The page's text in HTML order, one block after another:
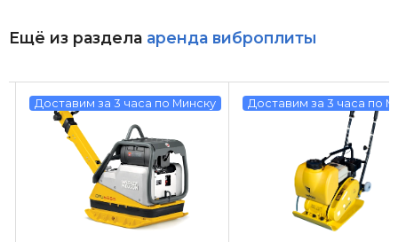
Ещё из раздела аренда виброплиты
Доставим за 3 часа по Минску Доставим за 3 часа по